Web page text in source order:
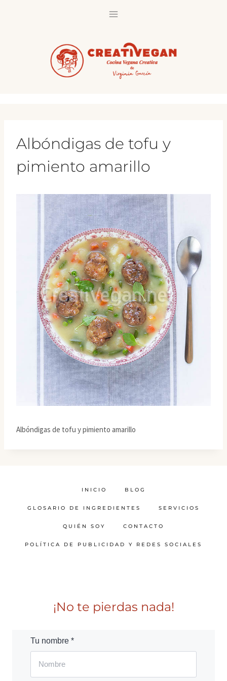
Albóndigas de tofu y
pimiento amarillo
Albóndigas de tofu y pimiento amarillo
INICIO BLOG
GLOSARIO DE INGREDIENTES SERVICIOS
QUIÉN SOY CONTACTO
POLÍTICA DE PUBLICIDAD Y REDES SOCIALES
¡No te pierdas nada!
Tu nombre *